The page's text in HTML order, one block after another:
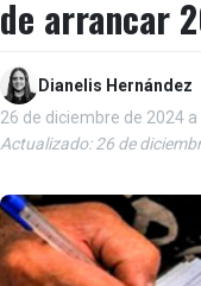
de arrancar
Dianelis Hernández
26 de diciembre de 2024 a
Actualizado: 26 de